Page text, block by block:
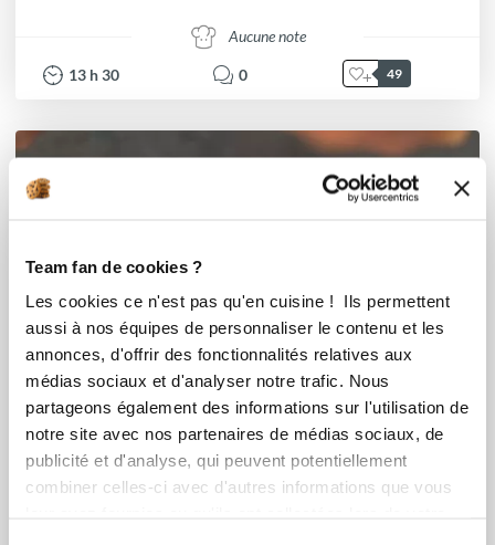
Team fan de cookies ?
Les cookies ce n'est pas qu'en cuisine ! Ils permettent
aussi à nos équipes de personnaliser le contenu et les
annonces, d'offrir des fonctionnalités relatives aux
médias sociaux et d'analyser notre trafic. Nous
partageons également des informations sur l'utilisation de
notre site avec nos partenaires de médias sociaux, de
publicité et d'analyse, qui peuvent potentiellement
combiner celles-ci avec d'autres informations que vous
Aucune note
13 h30 0 49